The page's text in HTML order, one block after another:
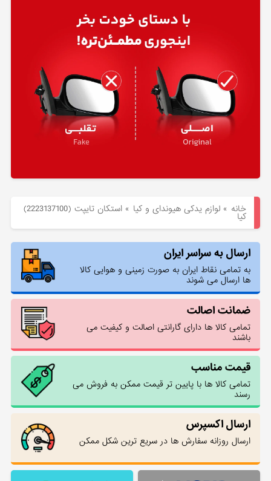
خانه »لوازم یدکی هیوندای و کیا » استكان تايپت (2223137100)
کیا
ارسال به سراسر ایران
به تمامی نقاط ایران به صورت زمینی و هوایی کالا
ها ارسال می شوند
ضمانت اصالت
تمامی کالا ها دارای گارانتی اصالت و کیفیت می
باشند
قیمت مناسب
تمامی کالا ها با پایین تر قیمت ممکن به فروش می
رسند
ارسال اکسپرس
ارسال روزانه سفارش ها در سریع ترین شکل ممکن